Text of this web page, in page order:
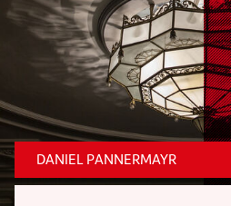
DANIEL PANNERMAYR